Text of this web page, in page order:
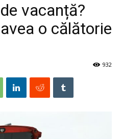
vacanță?
o călătorie
932